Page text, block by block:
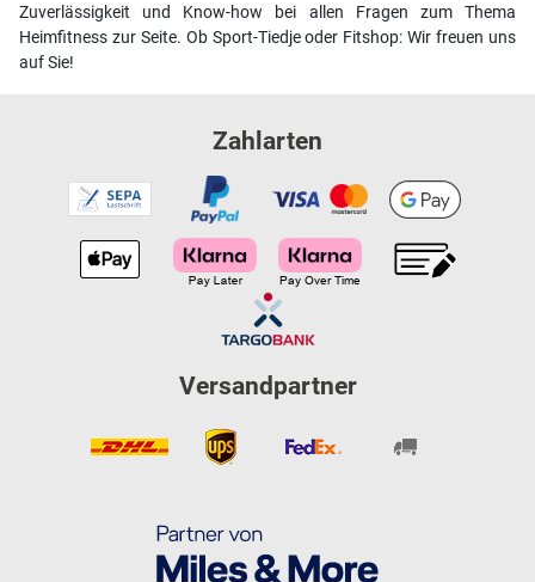
Zuverlässigkeit und Know-how bei allen Fragen zum Thema
Heimfitness zur Seite. Ob Sport-Tiedje oder Fitshop: Wir freuen uns
auf Sie!
Zahlarten
Versandpartner